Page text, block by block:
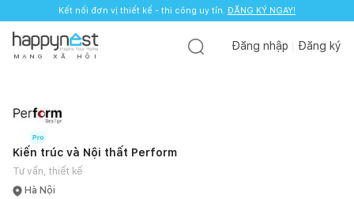
Kết nối đơn vị thiết kế - thi công uy tín. ĐĂNG KÝ NGAY!
Kết nối đơn vị thiết kế - thi công uy tín. ĐĂNG KÝ NGAY!
M Ạ N G X Ã H Ộ I
Đăng nhập Đăng ký
Kiến trúc và Nội thất Perform
Tư vấn, thiết kế
Hà Nội